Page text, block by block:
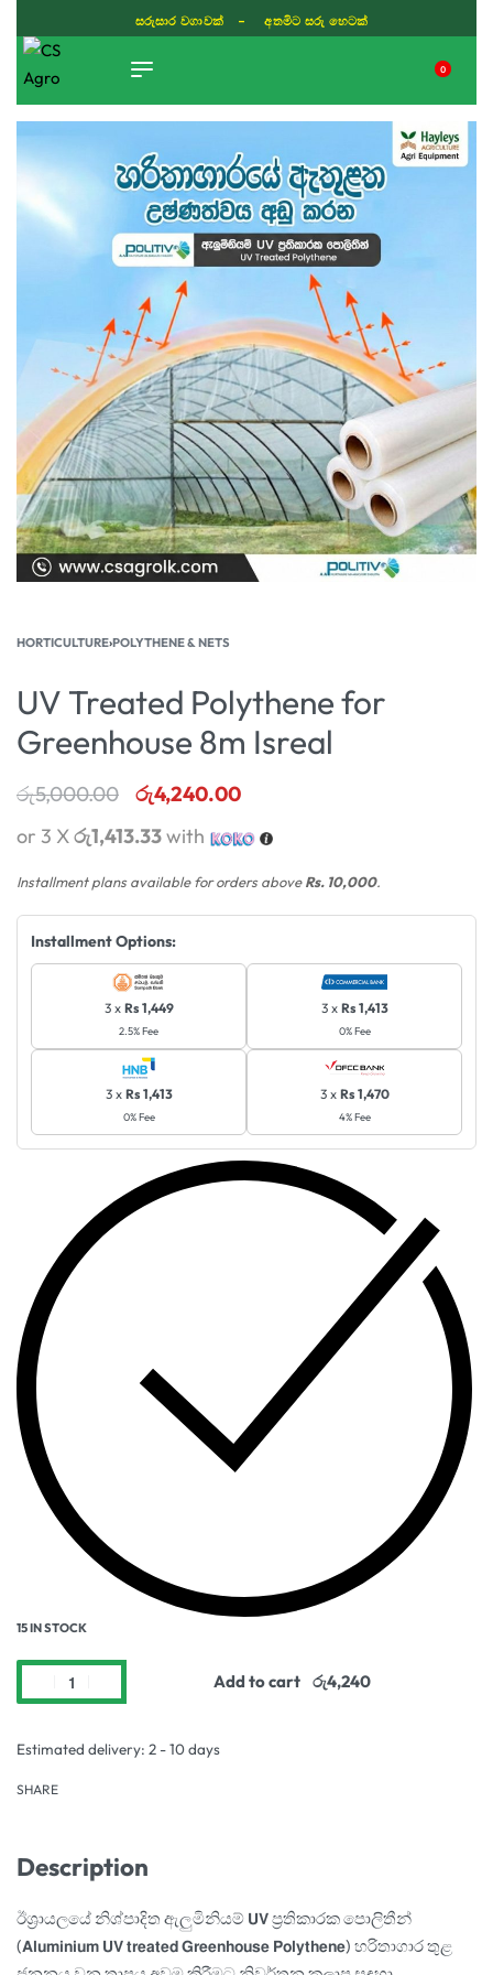
සරුසාර වගාවක් - අතමිට සරු හෙටක්
0
HORTICULTURE›POLYTHENE & NETS
UV Treated Polythene for
Greenhouse 8m Isreal
රු5,000.00 රු4,240.00
or 3 Xරු1,413.33with
Installment plans available for orders aboveRs. 10,000.
Installment Options:
3 x Rs 1,449
2.5% Fee
3 x Rs 1,413
0% Fee
3 x Rs 1,413
0% Fee
3 x Rs 1,470
4% Fee
15 IN STOCK
Add to cart
Estimated delivery: 2 - 10 days
SHARE
Description
ඊශ්රායලයේ නිශ්පාදිත ඇලුමිනියම් 𝗨𝗩 ප්රතිකාරක පොලිතීන්
(𝗔𝗹𝘂𝗺𝗶𝗻𝗶𝘂𝗺 𝗨𝗩 𝘁𝗿𝗲𝗮𝘁𝗲𝗱 𝗚𝗿𝗲𝗲𝗻𝗵𝗼𝘂𝘀𝗲 𝗣𝗼𝗹𝘆𝘁𝗵𝗲𝗻𝗲) හරිතාගාර තුළ